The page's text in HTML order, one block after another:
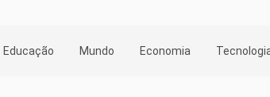
Educação Mundo Economia